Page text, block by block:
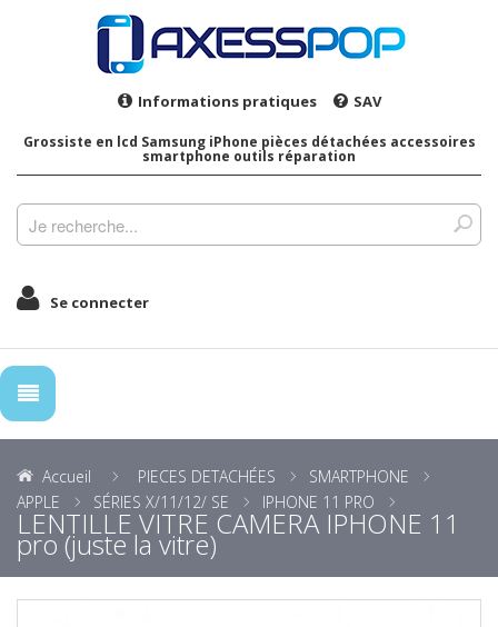
Informations pratiques SAV
Grossiste en lcd Samsung iPhone pièces détachées accessoires
smartphone outils réparation
Se connecter
Accueil PIECES DETACHÉES
SMARTPHONE
APPLE
SÉRIES X/11/12/ SE IPHONE 11 PRO
LENTILLE VITRE CAMERA IPHONE 11
pro (juste la vitre)